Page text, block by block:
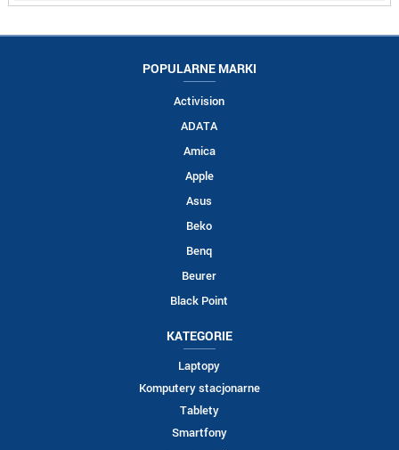
POPULARNE MARKI
Activision
ADATA
Amica
Apple
Asus
Beko
Benq
Beurer
Black Point
KATEGORIE
Laptopy
Komputery stacjonarne
Tablety
Smartfony